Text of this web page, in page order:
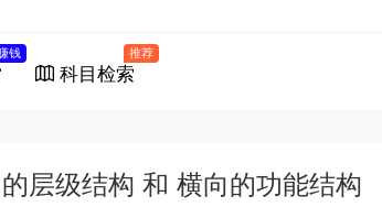
钱
科目检索
推荐
层级结构 和 横向的功能结构